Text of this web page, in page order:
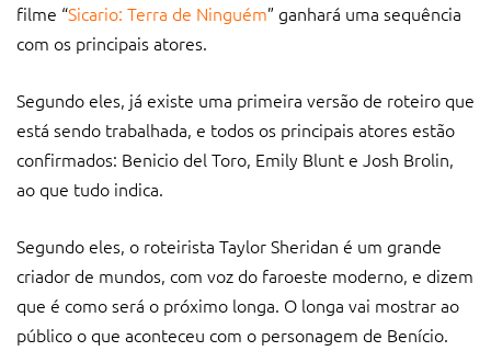
filme “Sicario: Terra de Ninguém” ganhará uma sequência
com os principais atores.
Segundo eles, já existe uma primeira versão de roteiro que
está sendo trabalhada, e todos os principais atores estão
confirmados: Benicio del Toro, Emily Blunt e Josh Brolin,
ao que tudo indica.
Segundo eles, o roteirista Taylor Sheridan é um grande
criador de mundos, com voz do faroeste moderno, e dizem
que é como será o próximo longa. O longa vai mostrar ao
público o que aconteceu com o personagem de Benício.